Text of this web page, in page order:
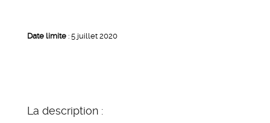
Date limite : 5 juillet 2020
La description :